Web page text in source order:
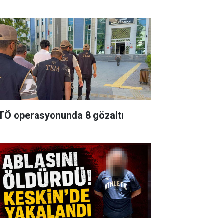
operasyonunda 8 gözaltı